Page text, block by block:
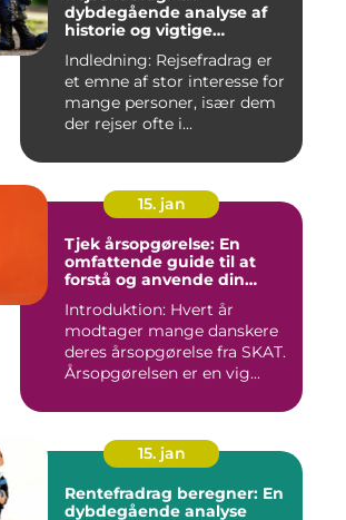
dybdegående analyse af
historie og vigtige
Indledning: Rejsefradrag er
et emne af stor interesse for
mange personer, især dem
der rejser ofte i...
15. jan
Tjek årsopgørelse: En
omfattende guide til at
forstå og anvende din
Introduktion: Hvert år
modtager mange danskere
deres årsopgørelse fra SKAT.
Årsopgørelsen er en vig...
15. jan
Rentefradrag beregner: En
dybdegående analyse